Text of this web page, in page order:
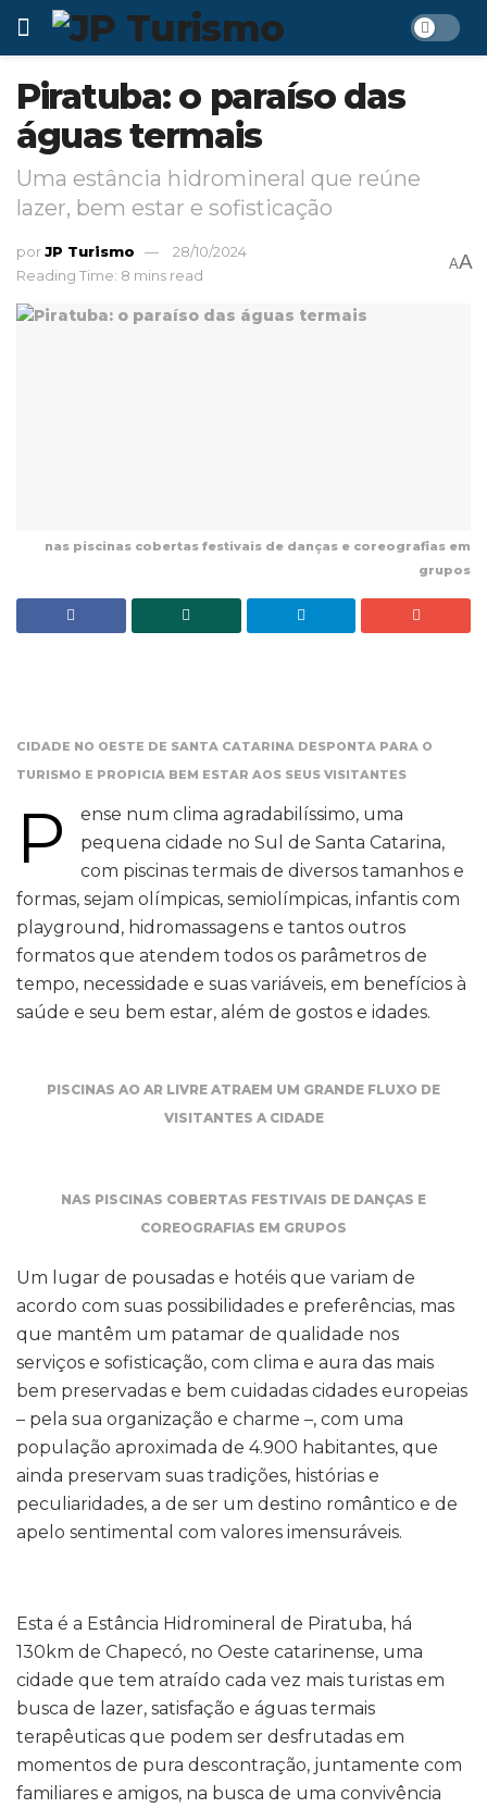
Piratuba: o paraíso das
águas termais
Uma estância hidromineral que reúne
lazer, bem estar e sofisticação
porJP Turismo
28/10/2024
Reading Time: 8 mins read
AA
nas piscinas cobertas festivais de danças e coreografias em
grupos
CIDADE NO OESTE DE SANTA CATARINA DESPONTA PARA O
TURISMO E PROPICIA BEM ESTAR AOS SEUS VISITANTES
P
ense num clima agradabilíssimo, uma
pequena cidade no Sul de Santa Catarina,
com piscinas termais de diversos tamanhos e
formas, sejam olímpicas, semiolímpicas, infantis com
playground, hidromassagens e tantos outros
formatos que atendem todos os parâmetros de
tempo, necessidade e suas variáveis, em benefícios à
saúde e seu bem estar, além de gostos e idades.
PISCINAS AO AR LIVRE ATRAEM UM GRANDE FLUXO DE
VISITANTES A CIDADE
NAS PISCINAS COBERTAS FESTIVAIS DE DANÇAS E
COREOGRAFIAS EM GRUPOS
Um lugar de pousadas e hotéis que variam de
acordo com suas possibilidades e preferências, mas
que mantêm um patamar de qualidade nos
serviços e sofisticação, com clima e aura das mais
bem preservadas e bem cuidadas cidades europeias
– pela sua organização e charme –, com uma
população aproximada de 4.900 habitantes, que
ainda preservam suas tradições, histórias e
peculiaridades, a de ser um destino romântico e de
apelo sentimental com valores imensuráveis.
Esta é a Estância Hidromineral de Piratuba, há
130km de Chapecó, no Oeste catarinense, uma
cidade que tem atraído cada vez mais turistas em
busca de lazer, satisfação e águas termais
terapêuticas que podem ser desfrutadas em
momentos de pura descontração, juntamente com
familiares e amigos, na busca de uma convivência